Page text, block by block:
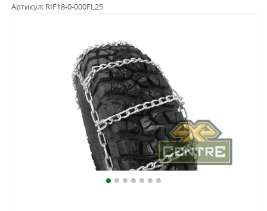
Артикул: RIF18-0-000FL25